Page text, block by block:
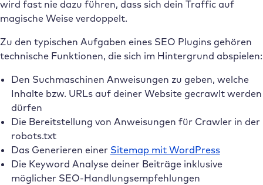
wird fast nie dazu führen, dass sich dein Traffic auf
magische Weise verdoppelt.
Zu den typischen Aufgaben eines SEO Plugins gehören
technische Funktionen, die sich im Hintergrund abspielen:
Den Suchmaschinen Anweisungen zu geben, welche
Inhalte bzw. URLs auf deiner Website gecrawlt werden
dürfen
Die Bereitstellung von Anweisungen für Crawler in der
robots.txt
Das Generieren einer Sitemap mit WordPress
Die Keyword Analyse deiner Beiträge inklusive
möglicher SEO-Handlungsempfehlungen